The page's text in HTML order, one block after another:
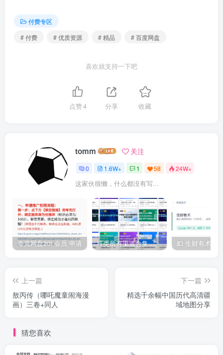
付费专区
# 付费
# 优质资源 # 精品 # 百度网盘
喜欢就支持一下吧
点赞4 分享 收藏
tomm 关注
0 1.6W+ 1 58 24W+
这家伙很懒，什么都没有写...
夸克网盘20t 会员 申请 IT类所有渠道合集 持续日更，目前近四千多条资源 年费用户微信私信获取权限
上一篇
敖丙传（哪吒魔童闹海漫
画）三卷+同人
下一篇
精选千余幅中国历代高清疆
域地图分享
猜您喜欢